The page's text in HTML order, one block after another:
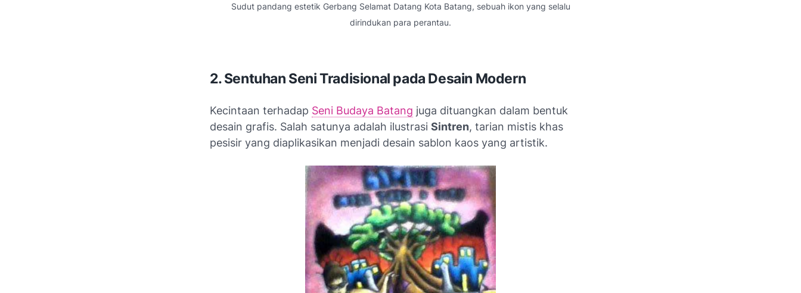
Sudut pandang estetik Gerbang Selamat Datang Kota Batang, sebuah ikon yang selalu
dirindukan para perantau.
2. Sentuhan Seni Tradisional pada Desain Modern
Kecintaan terhadap Seni Budaya Batang juga dituangkan dalam bentuk
desain grafis. Salah satunya adalah ilustrasi Sintren, tarian mistis khas
pesisir yang diaplikasikan menjadi desain sablon kaos yang artistik.